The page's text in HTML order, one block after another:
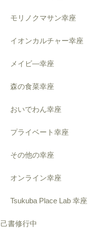
モリノクマサン幸座
イオンカルチャー幸座
メイビ―幸座
森の食菜幸座
おいでわん幸座
プライベート幸座
その他の幸座
オンライン幸座
Tsukuba Place Lab 幸座
己書修行中